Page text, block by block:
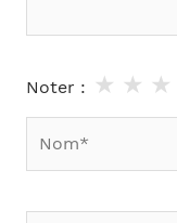
Noter : ★
★
★